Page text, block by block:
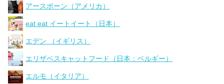
アースボーン（アメリカ）
eat eat イートイート（日本）
エデン （イギリス）
エリザベスキャットフード（日本：ベルギー）
エルモ（イタリア）